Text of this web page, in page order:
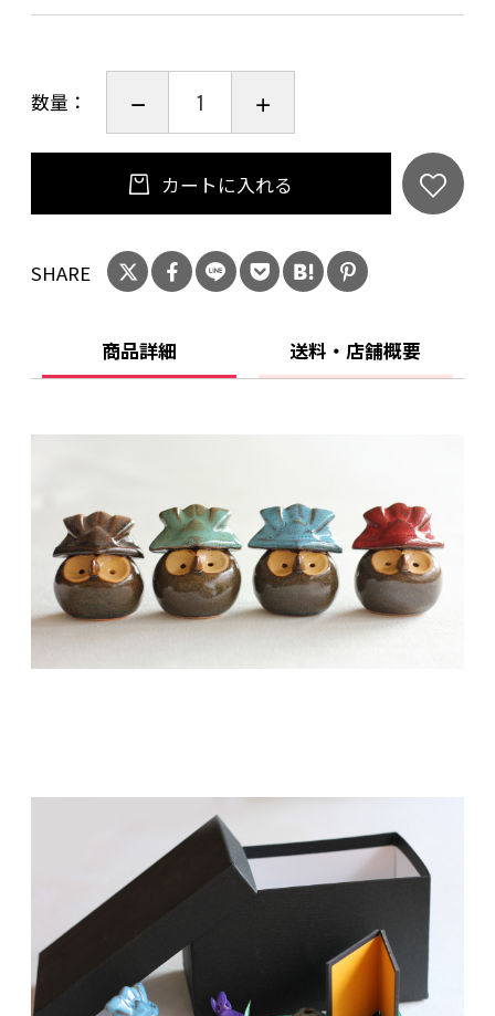
注文下さい。
・緑色兜 5セット
・赤色兜 5セット
・褐色兜 5セット
※手づくり品につき、写真とは色や形が少し異
なる場合があります。ご了承下さい。
数量：
カートに入れる
SHARE
商品詳細 送料・店舗概要